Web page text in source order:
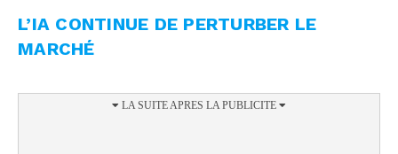
L’IA CONTINUE DE PERTURBER LE
MARCHÉ